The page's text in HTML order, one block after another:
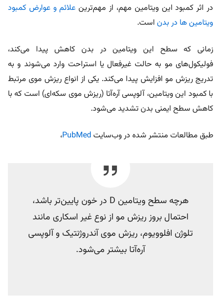
در اثر کمبود این ویتامین مهم، از مهم‌ترین علائم و عوارض کمبود
ویتامین ها در بدن است.
زمانی که سطح این ویتامین در بدن کاهش پیدا می‌کند،
فولیکول‌های مو به حالت غیرفعال یا استراحت وارد می‌شوند و به
تدریج ریزش مو افزایش پیدا می‌کند. یکی از انواع ریزش موی مرتبط
با کمبود این ویتامین، آلوپسی آره‌آتا (ریزش موی سکه‌ای) است که با
کاهش سطح ایمنی بدن تشدید می‌شود.
طبق مطالعات منتشر شده در وب‌سایت PubMed،
هرچه سطح ویتامین D در خون پایین‌تر باشد،
احتمال بروز ریزش مو از نوع غیر اسکاری مانند
تلوژن افلوویوم، ریزش موی آندروژنتیک و آلوپسی
آره‌آتا بیشتر می‌شود.